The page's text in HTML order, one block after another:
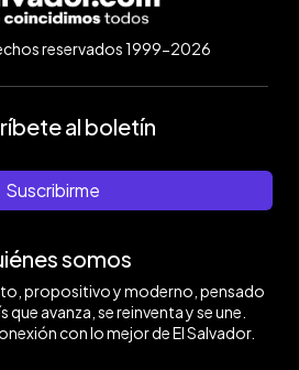
reservados 1999-2026
al boletín
Suscribirme
somos
propositivo y moderno, pensado
que avanza, se reinventa y se une.
con lo mejor de El Salvador.